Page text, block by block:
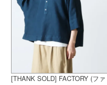
[THANK SOLD] FACTORY (ファ